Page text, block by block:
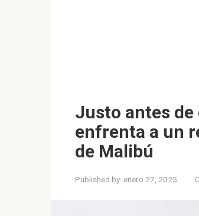
Justo antes de
enfrenta a un
de Malibú
Published by: enero 27, 2025